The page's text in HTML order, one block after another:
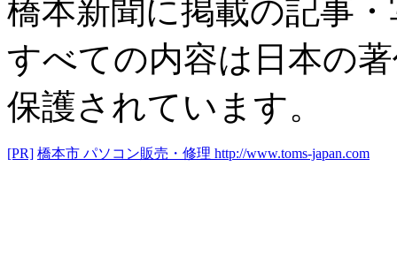
橋本新聞に掲載の記事
すべての内容は日本の
保護されています。
[PR] 橋本市 パソコン販売・修理 http://www.toms-japan.com